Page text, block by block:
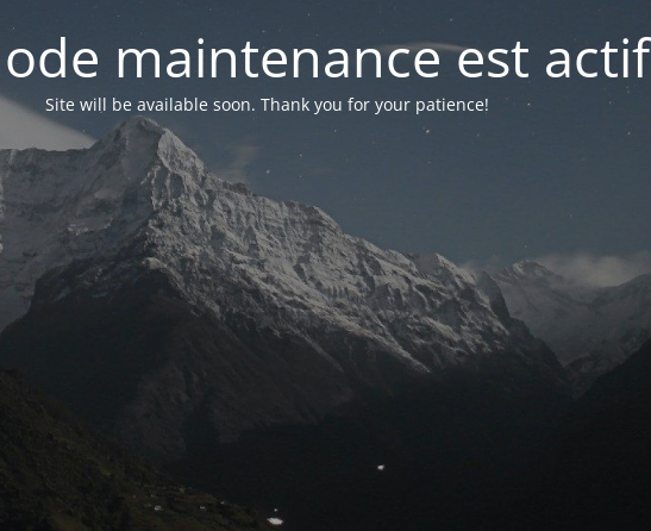
maintenance est actif
Site will be available soon. Thank you for your patience!